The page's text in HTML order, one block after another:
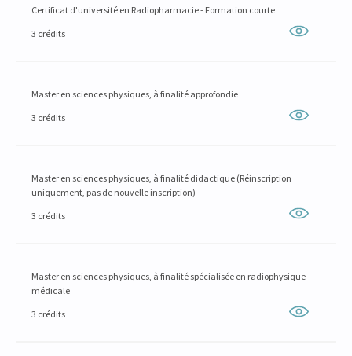
Certificat d'université en Radiopharmacie - Formation courte
3 crédits
Master en sciences physiques, à finalité approfondie
3 crédits
Master en sciences physiques, à finalité didactique (Réinscription
uniquement, pas de nouvelle inscription)
3 crédits
Master en sciences physiques, à finalité spécialisée en radiophysique
médicale
3 crédits